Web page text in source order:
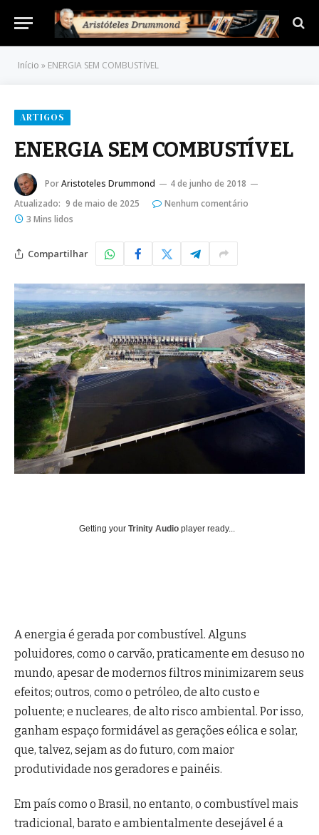
Início » ENERGIA SEM COMBUSTÍVEL
ARTIGOS
ENERGIA SEM COMBUSTÍVEL
PorAristoteles Drummond
4 de junho de 2018
Atualizado: 9 de maio de 2025
Nenhum comentário
3 Mins lidos
Compartilhar
Getting your Trinity Audio player ready...
A energia é gerada por combustível. Alguns
poluidores, como o carvão, praticamente em desuso no
mundo, apesar de modernos filtros minimizarem seus
efeitos; outros, como o petróleo, de alto custo e
poluente; e nucleares, de alto risco ambiental. Por isso,
ganham espaço formidável as gerações eólica e solar,
que, talvez, sejam as do futuro, com maior
produtividade nos geradores e painéis.
Em país como o Brasil, no entanto, o combustível mais
tradicional, barato e ambientalmente desejável é a